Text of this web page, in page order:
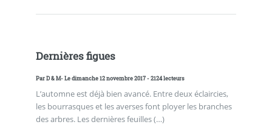
Dernières figues
ParD & M- Le dimanche 12 novembre 2017 - 2124 lecteurs
L’automne est déjà bien avancé. Entre deux éclaircies,
les bourrasques et les averses font ployer les branches
des arbres. Les dernières feuilles (…)